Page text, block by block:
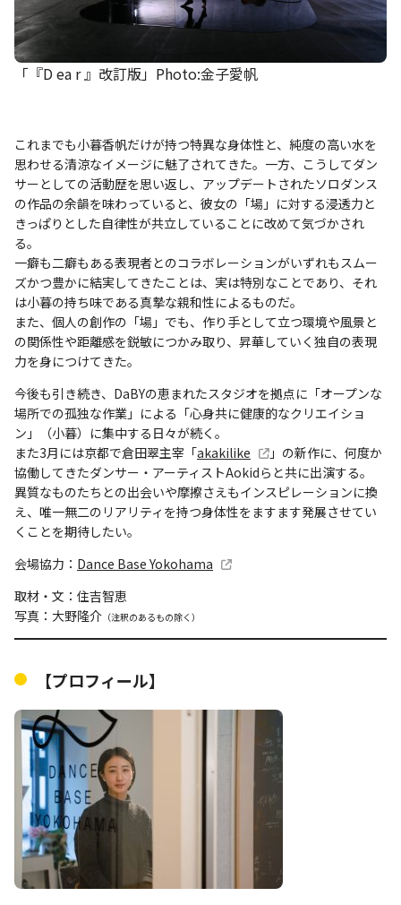
「『D ea r 』改訂版」Photo:金子愛帆
これまでも小暮香帆だけが持つ特異な身体性と、純度の高い水を
思わせる清涼なイメージに魅了されてきた。一方、こうしてダン
サーとしての活動歴を思い返し、アップデートされたソロダンス
の作品の余韻を味わっていると、彼女の「場」に対する浸透力と
きっぱりとした自律性が共立していることに改めて気づかされ
る。
一癖も二癖もある表現者とのコラボレーションがいずれもスムー
ズかつ豊かに結実してきたことは、実は特別なことであり、それ
は小暮の持ち味である真摯な親和性によるものだ。
また、個人の創作の「場」でも、作り手として立つ環境や風景と
の関係性や距離感を鋭敏につかみ取り、昇華していく独自の表現
力を身につけてきた。
今後も引き続き、DaBYの恵まれたスタジオを拠点に「オープンな
場所での孤独な作業」による「心身共に健康的なクリエイショ
ン」（小暮）に集中する日々が続く。
また3月には京都で倉田翠主宰「akakilike
」の新作に、何度か
協働してきたダンサー・アーティストAokidらと共に出演する。
異質なものたちとの出会いや摩擦さえもインスピレーションに換
え、唯一無二のリアリティを持つ身体性をますます発展させてい
くことを期待したい。
会場協力： Dance Base Yokohama
取材・文：住吉智恵
写真：大野隆介 （注釈のあるもの除く）
【プロフィール】